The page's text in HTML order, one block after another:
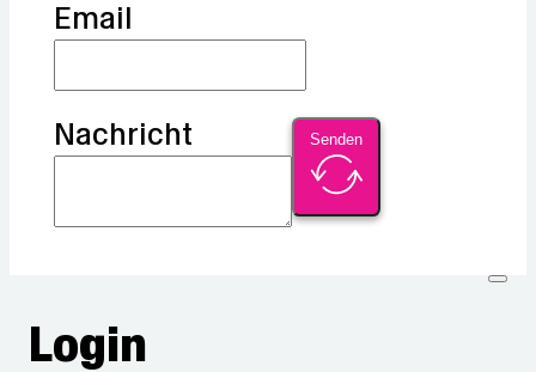
Email
Nachricht Senden
Login